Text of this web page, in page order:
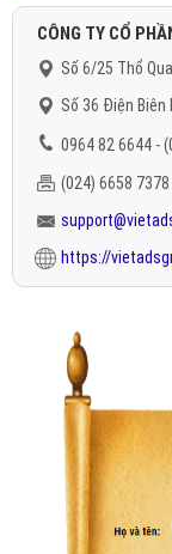
CÔNG TY CỔ
Số 6/25 Thổ
Số 36 Điện Biên
0964 82 6644 -
(024) 6658 7378
https://